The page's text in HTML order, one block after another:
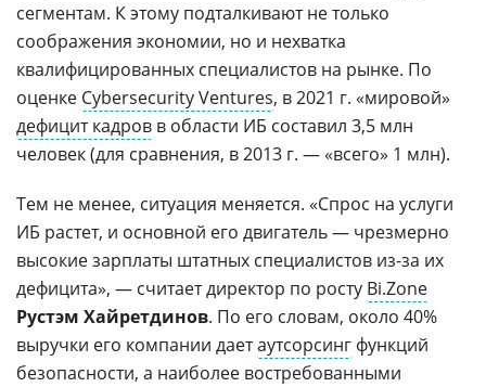
сегментам. К этому подталкивают не только
соображения экономии, но и нехватка
квалифицированных специалистов на рынке. По
оценке Cybersecurity Ventures, в 2021 г. «мировой»
дефицит кадров в области ИБ составил 3,5 млн
человек (для сравнения, в 2013 г. — «всего» 1 млн).
Тем не менее, ситуация меняется. «Спрос на услуги
ИБ растет, и основной его двигатель — чрезмерно
высокие зарплаты штатных специалистов из-за их
дефицита», — считает директор по росту Bi.Zone
Рустэм Хайретдинов. По его словам, около 40%
выручки его компании даетаутсорсинг функций
безопасности, а наиболее востребованными